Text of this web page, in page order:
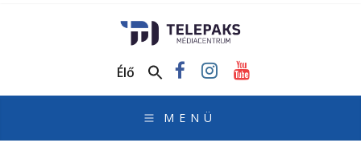
Médiacentrum
honlapja
Élő